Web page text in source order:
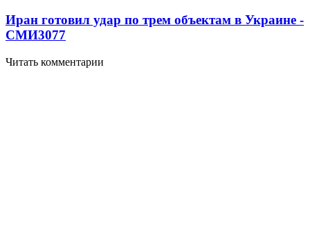
Иран готовил удар по трем объектам в Украине -
СМИ3077
Читать комментарии